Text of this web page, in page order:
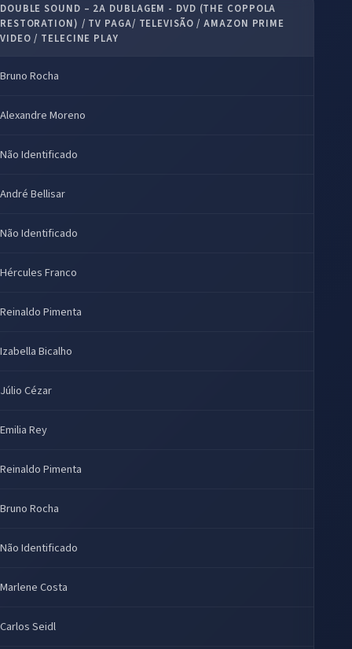
DOUBLE SOUND – 2A DUBLAGEM - DVD (THE COPPOLA
RESTORATION) / TV PAGA/ TELEVISÃO / AMAZON PRIME
VIDEO / TELECINE PLAY
Bruno Rocha
Alexandre Moreno
Não Identificado
André Bellisar
Não Identificado
Hércules Franco
Reinaldo Pimenta
Izabella Bicalho
Júlio Cézar
Emilia Rey
Reinaldo Pimenta
Bruno Rocha
Não Identificado
Marlene Costa
Carlos Seidl